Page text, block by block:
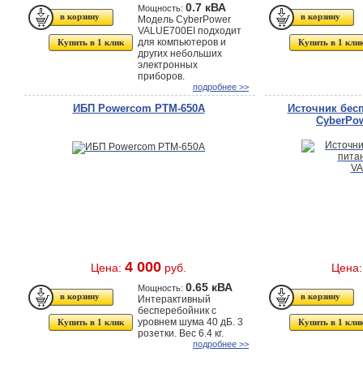
Купить в 1 клик
Мощность: 0.7 кВА
Модель CyberPower
VALUE700EI подходит
для компьютеров и
других небольших
электронных
приборов.
подробнее >>
Купить в 1
ИБП Powercom PTM-650A
Цена: 4 000 руб.
Купить в 1 клик
Мощность: 0.65 кВА
Интерактивный
бесперебойник с
уровнем шума 40 дБ. 3
розетки. Вес 6.4 кг.
подробнее >>
Источник
Купить в 1